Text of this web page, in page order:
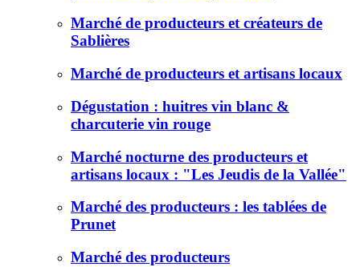
Marché de producteurs et créateurs de
Sablières
Marché de producteurs et artisans locaux
Dégustation : huitres vin blanc &
charcuterie vin rouge
Marché nocturne des producteurs et
artisans locaux : "Les Jeudis de la Vallée"
Marché des producteurs : les tablées de
Prunet
Marché des producteurs